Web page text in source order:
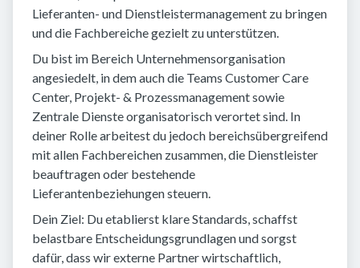
Lieferanten- und Dienstleistermanagement zu bringen
und die Fachbereiche gezielt zu unterstützen.
Du bist im Bereich Unternehmensorganisation
angesiedelt, in dem auch die Teams Customer Care
Center, Projekt- & Prozessmanagement sowie
Zentrale Dienste organisatorisch verortet sind. In
deiner Rolle arbeitest du jedoch bereichsübergreifend
mit allen Fachbereichen zusammen, die Dienstleister
beauftragen oder bestehende
Lieferantenbeziehungen steuern.
Dein Ziel: Du etablierst klare Standards, schaffst
belastbare Entscheidungsgrundlagen und sorgst
dafür, dass wir externe Partner wirtschaftlich,